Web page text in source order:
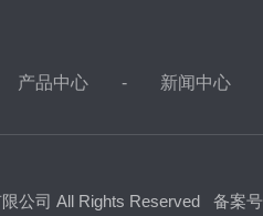
产品中心 新闻中心
公司 All Rights Reserved 备案